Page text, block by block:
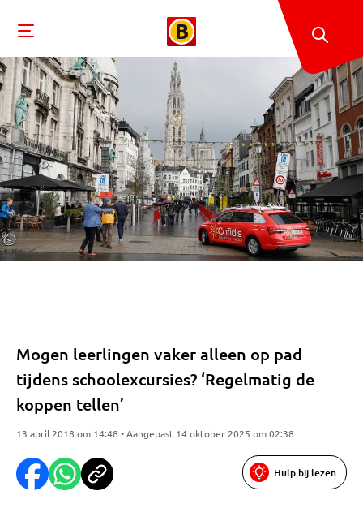
Mogen leerlingen vaker alleen op pad
tijdens schoolexcursies? ‘Regelmatig de
koppen tellen’
13 april 2018 om 14:48 • Aangepast 14 oktober 2025 om 02:38
Hulp bij lezen